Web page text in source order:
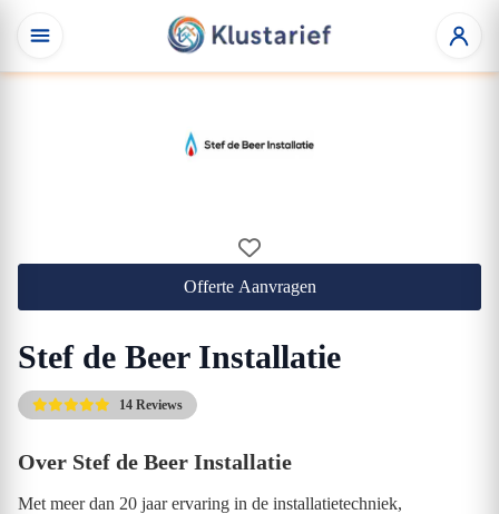
Offerte Aanvragen
Stef de Beer Installatie
14 Reviews
Over Stef de Beer Installatie
Met meer dan 20 jaar ervaring in de installatietechniek,